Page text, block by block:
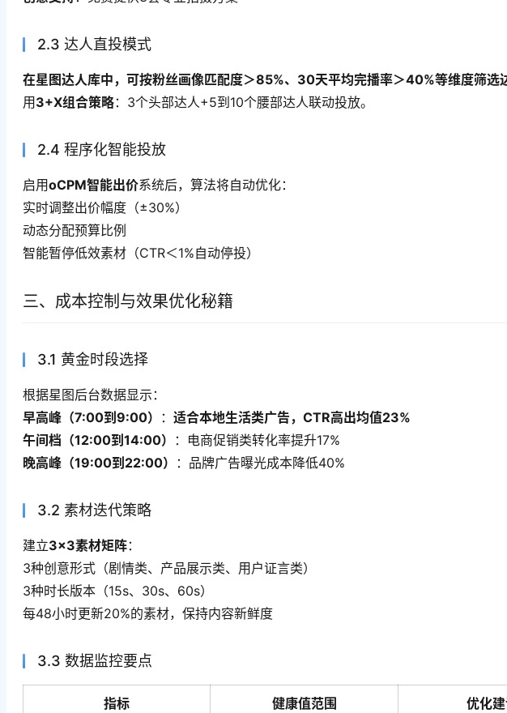
2.3 达人直投模式
在星图达人库中，可按粉丝画像匹配度＞85%、30天平均完播率＞40%等维度筛选
用 3+X组合策略：3个头部达人+5到10个腰部达人联动投放。
2.4 程序化智能投放
启用oCPM智能出价系统后，算法将自动优化：
实时调整出价幅度（±30%）
动态分配预算比例
智能暂停低效素材（CTR＜1%自动停投）
三、成本控制与效果优化秘籍
3.1 黄金时段选择
根据星图后台数据显示：
早高峰（7:00到9:00）
：适合本地生活类广告，CTR高出均值23%
午间档（12:00到14:00）
：电商促销类转化率提升17%
晚高峰（19:00到22:00）
：品牌广告曝光成本降低40%
3.2 素材迭代策略
建立3×3素材矩阵：
3种创意形式（剧情类、产品展示类、用户证言类）
3种时长版本（15s、30s、60s）
每48小时更新20%的素材，保持内容新鲜度
3.3 数据监控要点
指标 健康值范围 优化